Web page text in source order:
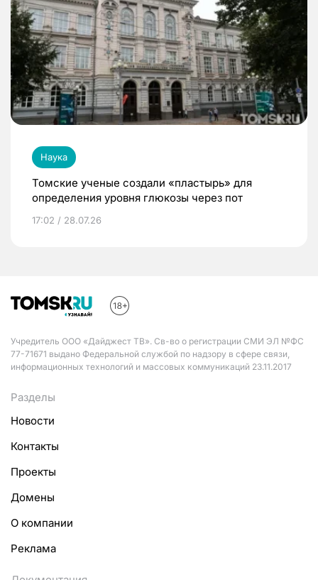
Наука
Томские ученые создали «пластырь» для
определения уровня глюкозы через пот
17:02 / 28.07.26
Учредитель ООО «Дайджест ТВ». Св-во о регистрации СМИ ЭЛ №ФС
77-71671 выдано Федеральной службой по надзору в сфере связи,
информационных технологий и массовых коммуникаций 23.11.2017
Разделы
Новости
Контакты
Проекты
Домены
О компании
Реклама